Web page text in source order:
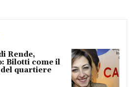
Rende,
Bilotti come il
quartiere